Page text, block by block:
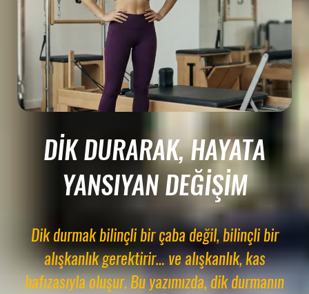
DIK DURARAK, HAYATA
YANSIYAN DEĞIŞIM
Dik durmak bilinçli bir çaba değil, bilinçli bir
alışkanlık gerektirir… ve alışkanlık, kas
hafızasıyla oluşur. Bu yazımızda, dik durmanın